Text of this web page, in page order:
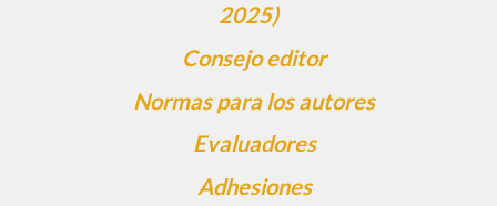
2025)
Consejo editor
Normas para los autores
Evaluadores
Adhesiones